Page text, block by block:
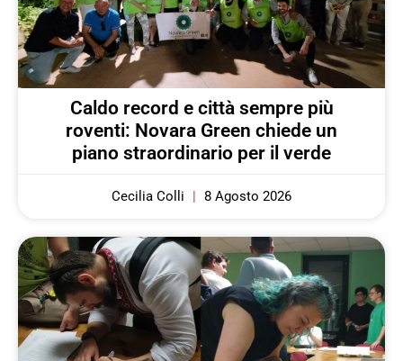
Caldo record e città sempre più
roventi: Novara Green chiede un
piano straordinario per il verde
Cecilia Colli 8 Agosto 2026